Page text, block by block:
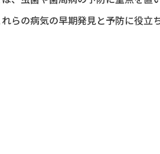
らの病気の早期発見と予防に役立ち